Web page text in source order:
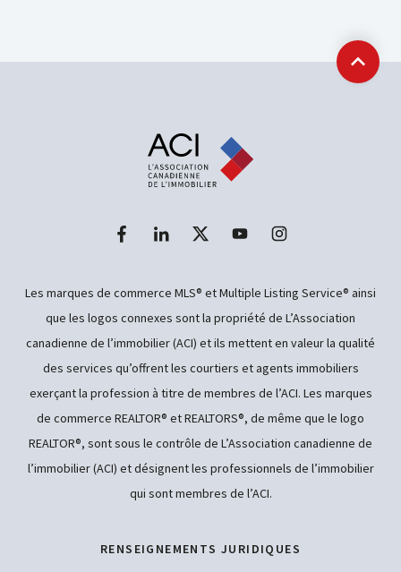
RENSEIGNEMENTS JURIDIQUES
Les marques de commerce MLS® et Multiple Listing Service® ainsi
que les logos connexes sont la propriété de L’Association
canadienne de l’immobilier (ACI) et ils mettent en valeur la qualité
des services qu’offrent les courtiers et agents immobiliers
exerçant la profession à titre de membres de l’ACI. Les marques
de commerce REALTOR® et REALTORS®, de même que le logo
REALTOR®, sont sous le contrôle de L’Association canadienne de
l’immobilier (ACI) et désignent les professionnels de l’immobilier
qui sont membres de l’ACI.